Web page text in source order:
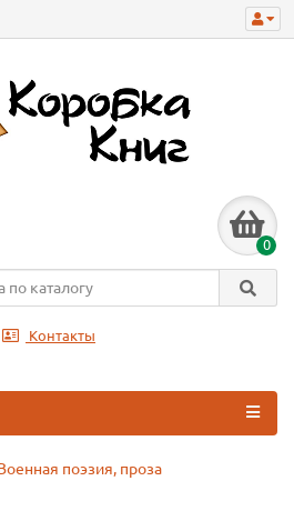
0
Контакты
поэзия, проза